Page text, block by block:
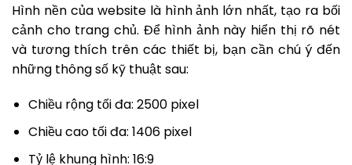
Hình nền của website là hình ảnh lớn nhất, tạo ra bối
cảnh cho trang chủ. Để hình ảnh này hiển thị rõ nét
và tương thích trên các thiết bị, bạn cần chú ý đến
những thông số kỹ thuật sau:
Chiều rộng tối đa: 2500 pixel
Chiều cao tối đa: 1406 pixel
Tỷ lệ khung hình: 16:9